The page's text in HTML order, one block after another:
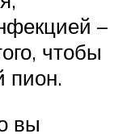
–
чтобы
пион.
вы